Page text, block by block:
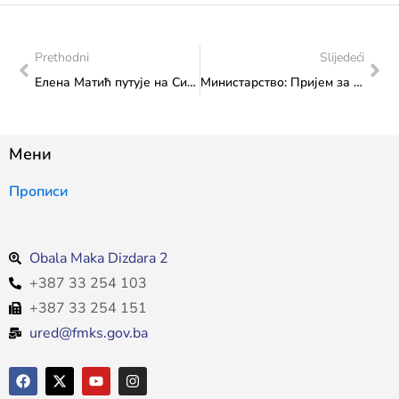
Prethodni
Елена Матић путује на Ситгес Филм Фестивал на премијеру “Романцера”
Slijedeći
Министарство: Пријем за представнике Карате клуба „Окинаwа“
Мени
Прописи
Obala Maka Dizdara 2
+387 33 254 103
+387 33 254 151
ured@fmks.gov.ba